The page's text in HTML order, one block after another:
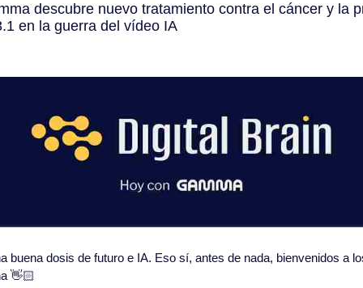
descubre nuevo tratamiento contra el cáncer y la
en la guerra del vídeo IA
buena dosis de futuro e IA. Eso sí, antes de nada, bienvenidos a
👋🏻